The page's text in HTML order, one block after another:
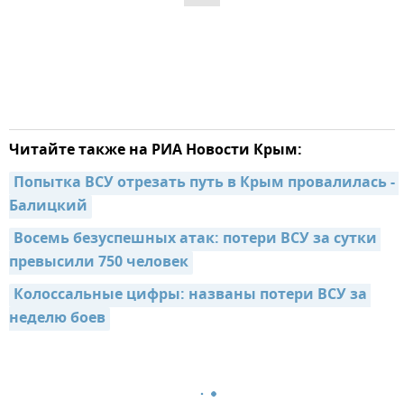
Читайте также на РИА Новости Крым:
Попытка ВСУ отрезать путь в Крым провалилась -
Балицкий
Восемь безуспешных атак: потери ВСУ за сутки
превысили 750 человек
Колоссальные цифры: названы потери ВСУ за
неделю боев